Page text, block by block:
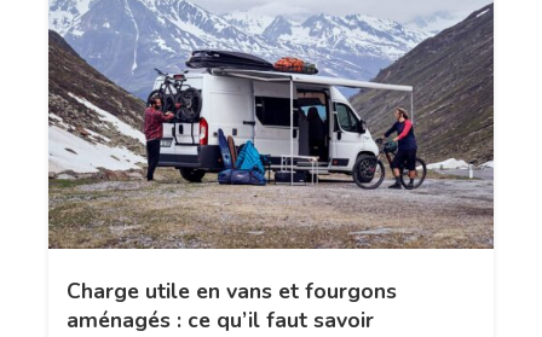
Charge utile en vans et fourgons
aménagés : ce qu’il faut savoir